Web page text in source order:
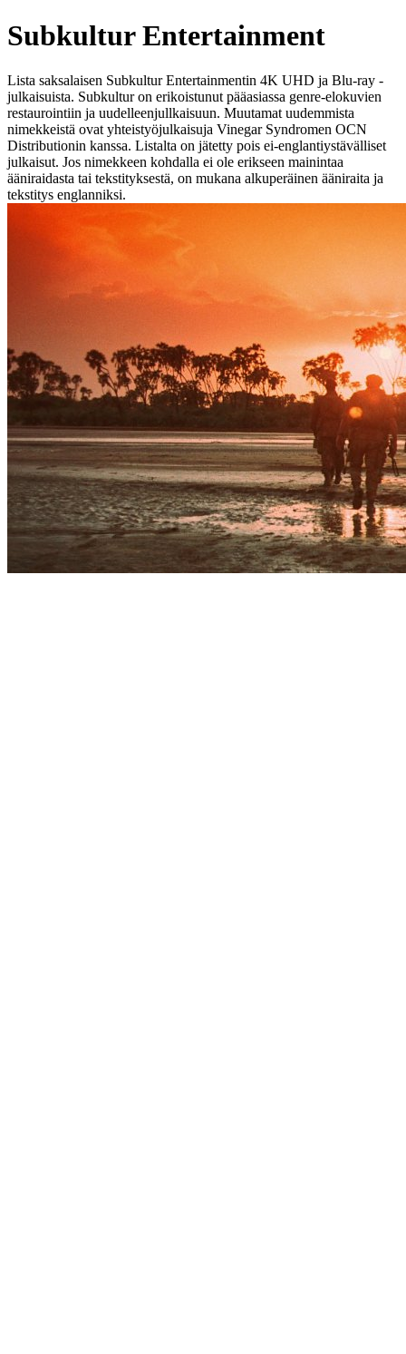
Subkultur Entertainment
Lista saksalaisen Subkultur Entertainmentin 4K UHD ja Blu-ray -
julkaisuista. Subkultur on erikoistunut pääasiassa genre-elokuvien
restaurointiin ja uudelleenjullkaisuun. Muutamat uudemmista
nimekkeistä ovat yhteistyöjulkaisuja Vinegar Syndromen OCN
Distributionin kanssa. Listalta on jätetty pois ei-englantiystävälliset
julkaisut. Jos nimekkeen kohdalla ei ole erikseen mainintaa
ääniraidasta tai tekstityksestä, on mukana alkuperäinen ääniraita ja
tekstitys englanniksi.